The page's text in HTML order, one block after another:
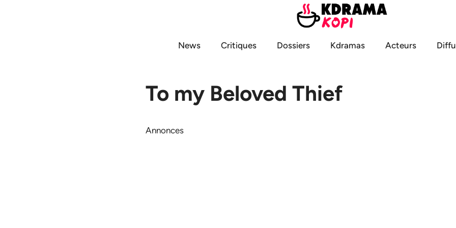
News
Critiques Dossiers Kdramas Acteurs
To my Beloved Thief
Annonces